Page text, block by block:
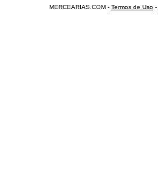
MERCEARIAS.COM - Termos de Uso -